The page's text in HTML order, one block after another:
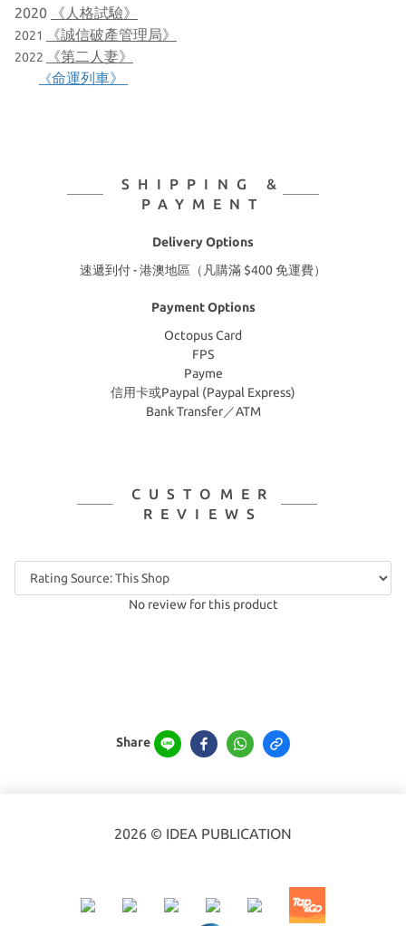
2020
《人格試驗》
2021 《誠信破產管理局》
2022 《第二人妻》
《命運列車》
SHIPPING &
PAYMENT
Delivery Options
速遞到付 - 港澳地區（凡購滿 $400 免運費）
Payment Options
Octopus Card
FPS
Payme
信用卡或Paypal (Paypal Express)
Bank Transfer／ATM
CUSTOMER
REVIEWS
No review for this product
Share
2026 © IDEA PUBLICATION